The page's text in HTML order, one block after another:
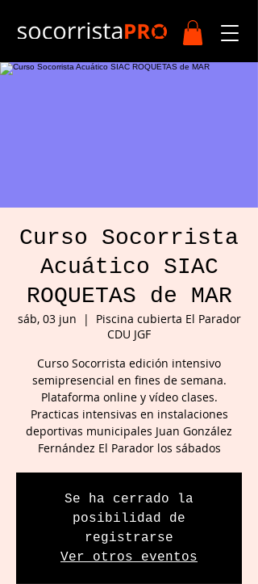
Curso Socorrista
Acuático SIAC
ROQUETAS de MAR
sáb, 03 jun
  |
Piscina cubierta El Parador
CDU JGF
Curso Socorrista edición intensivo
semipresencial en fines de semana.
Plataforma online y vídeo clases.
Practicas intensivas en instalaciones
deportivas municipales Juan González
Fernández El Parador los sábados
Se ha cerrado la
posibilidad de
registrarse
Ver otros eventos